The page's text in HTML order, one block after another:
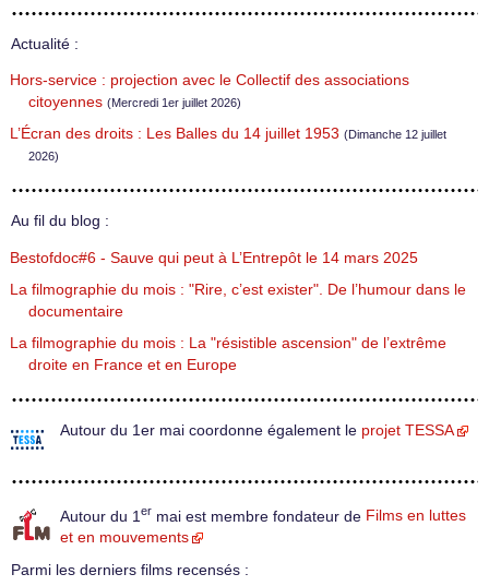
Actualité :
Hors-service : projection avec le Collectif des associations
citoyennes (Mercredi 1er juillet 2026)
L’Écran des droits : Les Balles du 14 juillet 1953 (Dimanche 12 juillet
2026)
Au fil du blog :
Bestofdoc#6 - Sauve qui peut à L’Entrepôt le 14 mars 2025
La filmographie du mois : "Rire, c’est exister". De l’humour dans le
documentaire
La filmographie du mois : La "résistible ascension" de l’extrême
droite en France et en Europe
Autour du 1er mai coordonne également le projet TESSA
Autour du 1 er mai est membre fondateur de Films en luttes
et en mouvements
Parmi les derniers films recensés :